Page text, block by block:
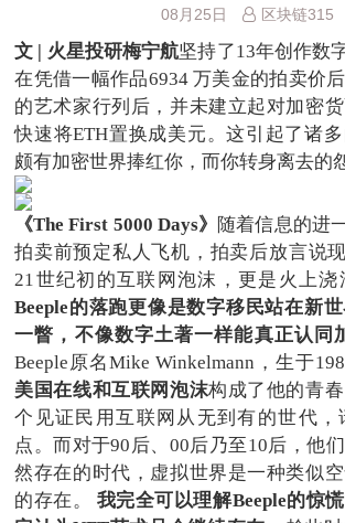
08月25日 区块链315
文 | 火星投研梅宁航坚持了13年创作数
在凭借一幅作品6934 万美金的拍卖价
的艺术家行列后，并未建立起对加密
快速将ETH置换成美元。这引起了诸多
颇有加密世界捧红你，而你转身离去的
《The First 5000 Days》 随着信息的进
拍卖前预定私人飞机，拍卖后放言说
21世纪初的互联网泡沫，更是火上浇
Beeple的落跑更像是数字移民站在新
一瞥，不像数字土著一样能真正认同
Beeple原名Mike Winkelmann，生于
美国在线和互联网泡沫构成了他的青
个见证民用互联网从无到有的世代，
点。而对于90后、00后乃至10后，他
然存在的时代，虚拟世界是一种类似
的存在。 我完全可以理解Beeple的惊